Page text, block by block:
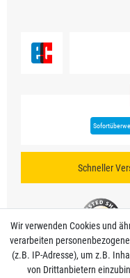
Schneller
Wir verwenden Cookies und
verarbeiten
(z.B. IP-Adresse), um z.B.
von Drittanbietern